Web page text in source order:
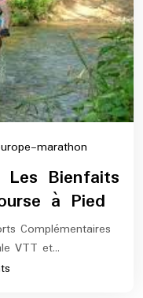
marathon
europe-
marathon
Bienfaits
à Pied
Complémentaires
VTT et…